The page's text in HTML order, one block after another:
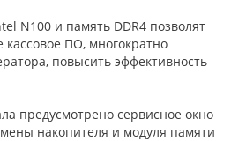
N100 и память DDR4 позволят
кассовое ПО, многократно
повысить эффективность
предусмотрено сервисное окно
накопителя и модуля памяти